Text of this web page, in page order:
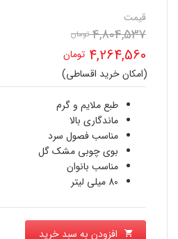
قیمت
4,804,537 تومان
اصلی
بود.
4,264,560 تومان
قیمت
فعلی
4,264,560 تومان
است.
(امکان خرید اقساطی)
طبع ملایم و گرم
ماندگاری بالا
مناسب فصول سرد
بوی چوبی مشک گل
مناسب بانوان
80 میلی لیتر
افزودن به سبد خرید